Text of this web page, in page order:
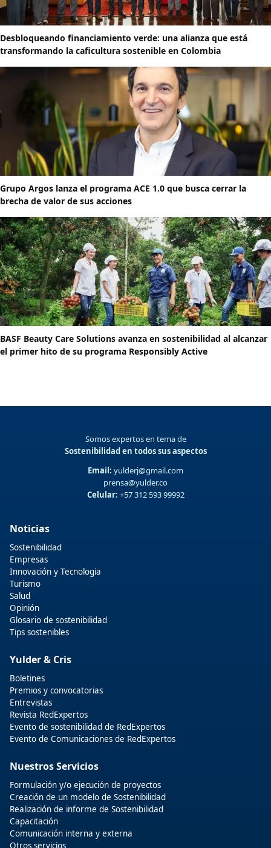
Desbloqueando financiamiento verde: una alianza que está
transformando la caficultura sostenible en Colombia
Grupo Argos lanza el programa ACE 1.0 que busca cerrar la
brecha de valor de sus acciones
BASF Beauty Care Solutions avanza en sostenibilidad al alcanzar
el primer hito de su programa Responsibly Active
Somos expertos en tema de
Sostenibilidad en todos sus aspectos
Email: yulderj@gmail.com
prensa@yulder.co
Celular: +57 312 593 99992
Noticias
Sostenibilidad
Empresas
Innovación y Tecnologia
Turismo
Salud
Opinión
Glosario de sostenibilidad
Tips sostenibles
Yulder & Cris
Boletines
Premios y convocatorias
Entrevistas
Revista RedExpertos
Evento de sostenibilidad de RedExpertos
Evento de Comunicaciones de RedExpertos
Nuestros Servicios
Formulación y/o ejecución de proyectos
Creación de un modelo de Sostenibilidad
Realización de informe de Sostenibilidad
Capacitación
Comunicación interna y externa